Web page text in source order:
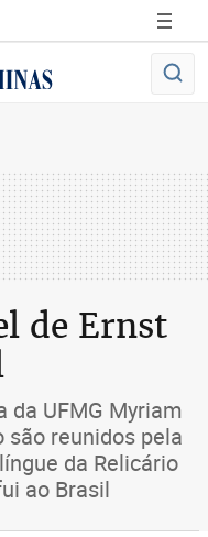
de Ernst
da UFMG Myriam
reunidos pela
da Relicário
ao Brasil